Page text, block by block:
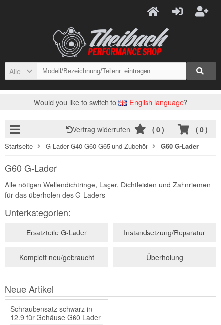
Alle
Would you like to switch to English language?
( 0)
Vertrag widerrufen ( 0)
Startseite G-Lader G40 G60 G65 und Zubehör G60 G-Lader
G60 G-Lader
Alle nötigen Wellendichtringe, Lager, Dichtleisten und Zahnriemen
für das überholen des G-Laders
Unterkategorien:
Ersatzteile G-Lader Instandsetzung/Reparatur
Komplett neu/gebraucht Überholung
Neue Artikel
Schraubensatz schwarz in
12.9 für Gehäuse G60 Lader